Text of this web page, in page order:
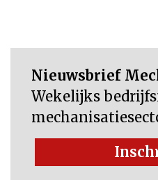
Nieuwsbrief
Wekelijks